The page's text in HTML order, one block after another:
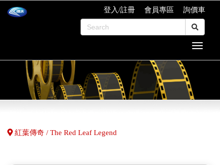
登入/註冊 會員專區 詢價車
紅葉傳奇 / The Red Leaf Legend